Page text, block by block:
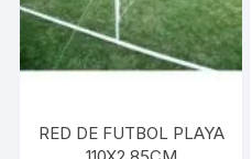
RED DE FUTBOL PLAYA